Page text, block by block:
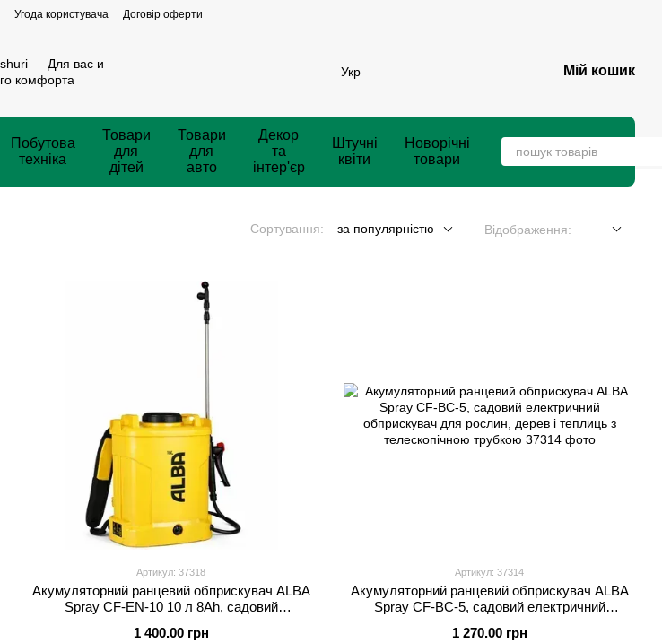
Угода користувача Договір оферти
Укр Мій кошик
Побутова
техніка
Товари
для
дітей
Товари
для
авто
Декор
та
інтер'єр
Штучні
квіти
Новорічні
товари
Сортування: за популярністю Відображення:
Артикул: 37318
Акумуляторний ранцевий обприскувач ALBA
Spray CF-EN-10 10 л 8Ah, садовий
теплиць
1 400.00 грн
Артикул: 37314
Акумуляторний ранцевий обприскувач ALBA
Spray CF-BC-5, садовий електричний
телескопічною трубкою
1 270.00 грн